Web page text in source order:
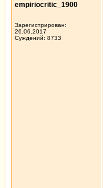
empiriocritic_1900
Зарегистрирован:
26.06.2017
Суждений: 8733